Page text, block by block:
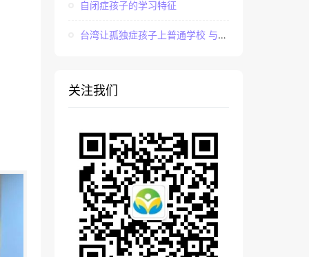
自闭症孩子的学习特征
台湾让孤独症孩子上普通学校 与社会“融合”
关注我们